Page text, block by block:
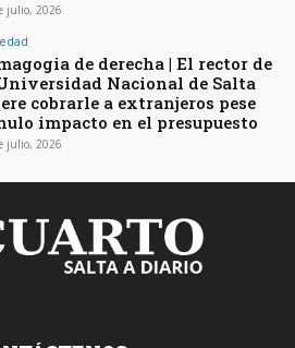
julio, 2026
de derecha | El rector de
Nacional de Salta
cobrarle a extranjeros pese
impacto en el presupuesto
julio, 2026